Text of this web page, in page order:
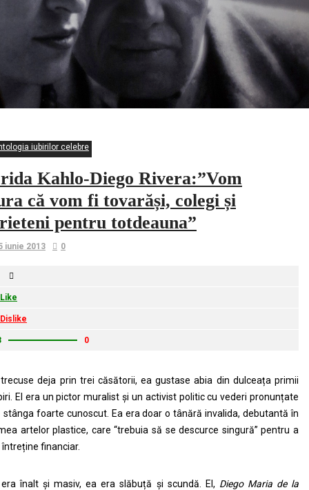
iubirilor celebre
Kahlo-Diego Rivera:”Vom
că vom fi tovarăși, colegi și
pentru totdeauna”
iunie 2013 0
Like
Dislike
0
deja prin trei căsătorii, ea gustase abia din dulceața primii
El era un pictor muralist și un activist politic cu vederi pronunțate
stânga foarte cunoscut. Ea era doar o tânără invalida, debutantă în
artelor plastice, care “trebuia să se descurce singură” pentru a
întreține financiar.
înalt și masiv, ea era slăbuță și scundă. El, Diego Maria de la